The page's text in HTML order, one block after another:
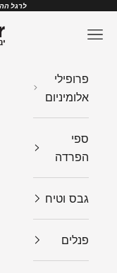
לרגל
תפריט
פרופילי
אלומיניום
ספי
הפרדה
גבס וטיח
פנלים